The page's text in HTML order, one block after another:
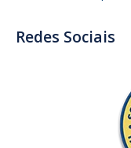
Redes Sociais